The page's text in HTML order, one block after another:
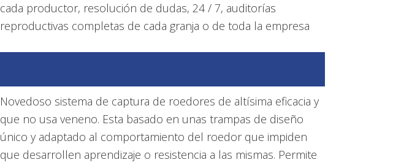
cada productor, resolución de dudas, 24 / 7, auditorías
reproductivas completas de cada granja o de toda la empresa
Novedoso sistema de captura de roedores de altísima eficacia y
que no usa veneno. Esta basado en unas trampas de diseño
único y adaptado al comportamiento del roedor que impiden
que desarrollen aprendizaje o resistencia a las mismas. Permite